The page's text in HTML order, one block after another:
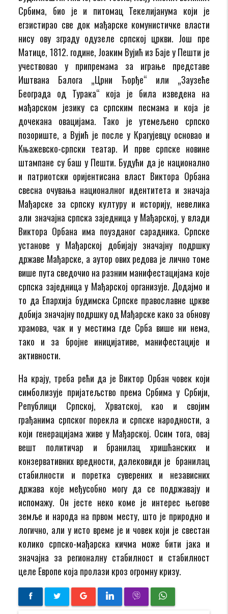
Србима, био је и питомац Текелијанума који је
егзистирао све док мађарске комунистичке власти
нису ову зграду одузеле српској цркви. Још пре
Матице, 1812. године, Јоаким Вујић из Баје у Пешти је
учествовао у припремама за играње представе
Иштвана Балога „Црни Ђорђе“ или „Заузеће
Београда од Турака“ која је била изведена на
мађарском језику са српским песмама и која је
дочекана овацијама. Тако је утемељено српско
позориште, а Вујић је после у Крагујевцу основао и
Књажевско-српски театар. И прве српске новине
штампане су баш у Пешти. Будући да је национално
и патриотски оријентисана власт Виктора Орбана
свесна очувања националног идентитета и значаја
Мађарске за српску културу и историју, невелика
али значајна српска заједница у Мађарској, у влади
Виктора Орбана има поузданог сарадника. Српске
установе у Мађарској добијају значајну подршку
државе Мађарске, а аутор ових редова је лично томе
више пута сведочио на разним манифестацијама које
српска заједница у Мађарској организује. Додајмо и
то да Епархија будимска Српске православне цркве
добија значајну подршку од Мађарске како за обнову
храмова, чак и у местима где Срба више ни нема,
тако и за бројне иницијативе, манифестације и
активности.
На крају, треба рећи да је Виктор Орбан човек који
симболизује пријатељство према Србима у Србији,
Републици Српској, Хрватској, као и својим
грађанима српског порекла и српске народности, а
који генерацијама живе у Мађарској. Осим тога, овај
вешт политичар и бранилац хришћанских и
конзервативних вредности, далековиди је бранилац
стабилности и поретка суверених и независних
држава које међусобно могу да се подржавају и
испомажу. Он јесте неко коме је интерес његове
земље и народа на првом месту, што је природно и
логично, али у исто време је и човек који је свестан
колико српско-мађарска кичма може бити јака и
значајна за регионалну стабилност и стабилност
целе Европе која пролази кроз огромну кризу.